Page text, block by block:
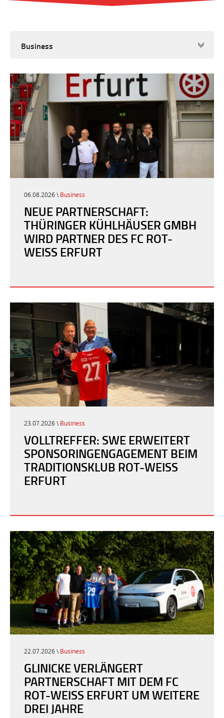
Business
06.08.2026 \ Business
NEUE PARTNERSCHAFT:
THÜRINGER KÜHLHÄUSER GMBH
WIRD PARTNER DES FC ROT-
WEISS ERFURT
23.07.2026 \ Business
VOLLTREFFER: SWE ERWEITERT
SPONSORINGENGAGEMENT BEIM
TRADITIONSKLUB ROT-WEISS E
RFURT
22.07.2026 \ Business
GLINICKE VERLÄNGERT
PARTNERSCHAFT MIT DEM FC
ROT-WEISS ERFURT UM WEITERE D
REI JAHRE